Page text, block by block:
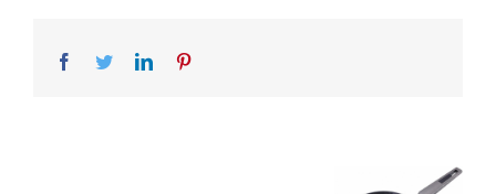
Facebook
TwitterLinkedIn